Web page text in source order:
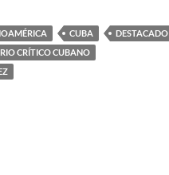
CUBA
DESTACADO
CRÍTICO CUBANO